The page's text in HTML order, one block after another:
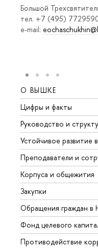
Большой
тел. +7 (495)
e-mail:
О ВЫШКЕ
Цифры и факты
Руководство и
Устойчивое
Преподаватели и
Корпуса и общежития
Закупки
Обращения граждан
Фонд целевого
Противодействие